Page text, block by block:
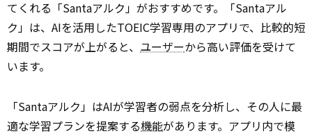
てくれる「Santaアルク」がおすすめです。「Santaアル
ク」は、AIを活用したTOEIC学習専用のアプリで、比較的短
期間でスコアが上がると、 ユーザーから高い評価を受けて
います。
「Santaアルク」はAIが学習者の弱点を分析し、その人に最
適な学習プランを提案する機能があります。アプリ内で模